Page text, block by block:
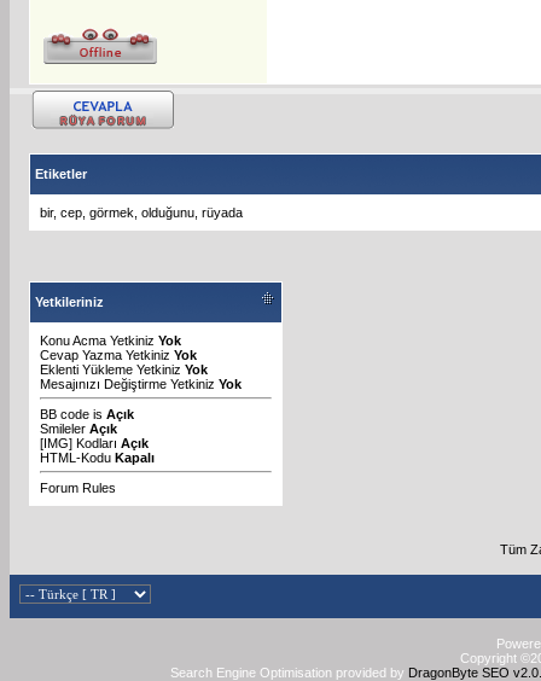
Etiketler
bir, cep görmek olduğunu rüyada
Yetkileriniz
Konu Acma Yetkiniz Yok
Cevap Yazma Yetkiniz Yok
Eklenti Yükleme Yetkiniz Yok
Mesajınızı Değiştirme Yetkiniz Yok
BB code is Açık
Smileler Açık
[IMG] Kodları Açık
HTML-Kodu Kapalı
Forum Rules
Tüm
Copyright
Search Engine Optimisation provided by DragonByte SEO